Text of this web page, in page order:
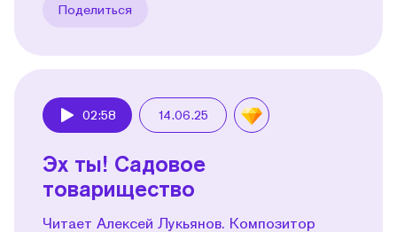
Поделиться
02:58 14.06.25
Эх ты! Садовое
товарищество
Читает Алексей Лукьянов. Композитор